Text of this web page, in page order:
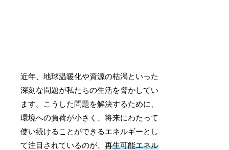
近年、地球温暖化や資源の枯渇といった
深刻な問題が私たちの生活を脅かしてい
ます。こうした問題を解決するために、
環境への負荷が小さく、将来にわたって
使い続けることができるエネルギーとし
て注目されているのが、再生可能エネル